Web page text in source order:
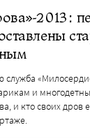
2013:
и
и кто своих дров